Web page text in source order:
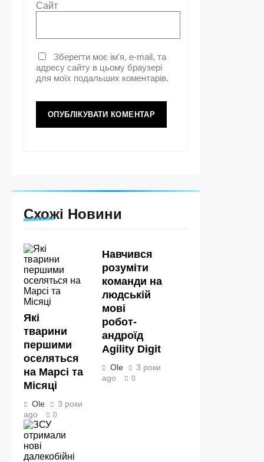
Сайт
Зберегти моє ім'я, e-mail, та
адресу сайту в цьому браузері
для моїх подальших коментарів.
Схожі Новини
Які
тварини
першими
оселяться
на Марсі та
Місяці
Ole
3 роки
ago
0
Навчився
розуміти
команди на
людській
мові
робот-
андроїд
Agility Digit
Ole
3 роки
ago
0